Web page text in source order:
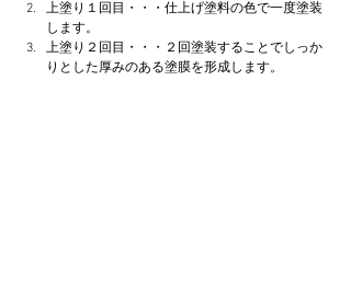
上塗り１回目・・・仕上げ塗料の色で一度塗装
します。
上塗り２回目・・・２回塗装することでしっか
りとした厚みのある塗膜を形成します。